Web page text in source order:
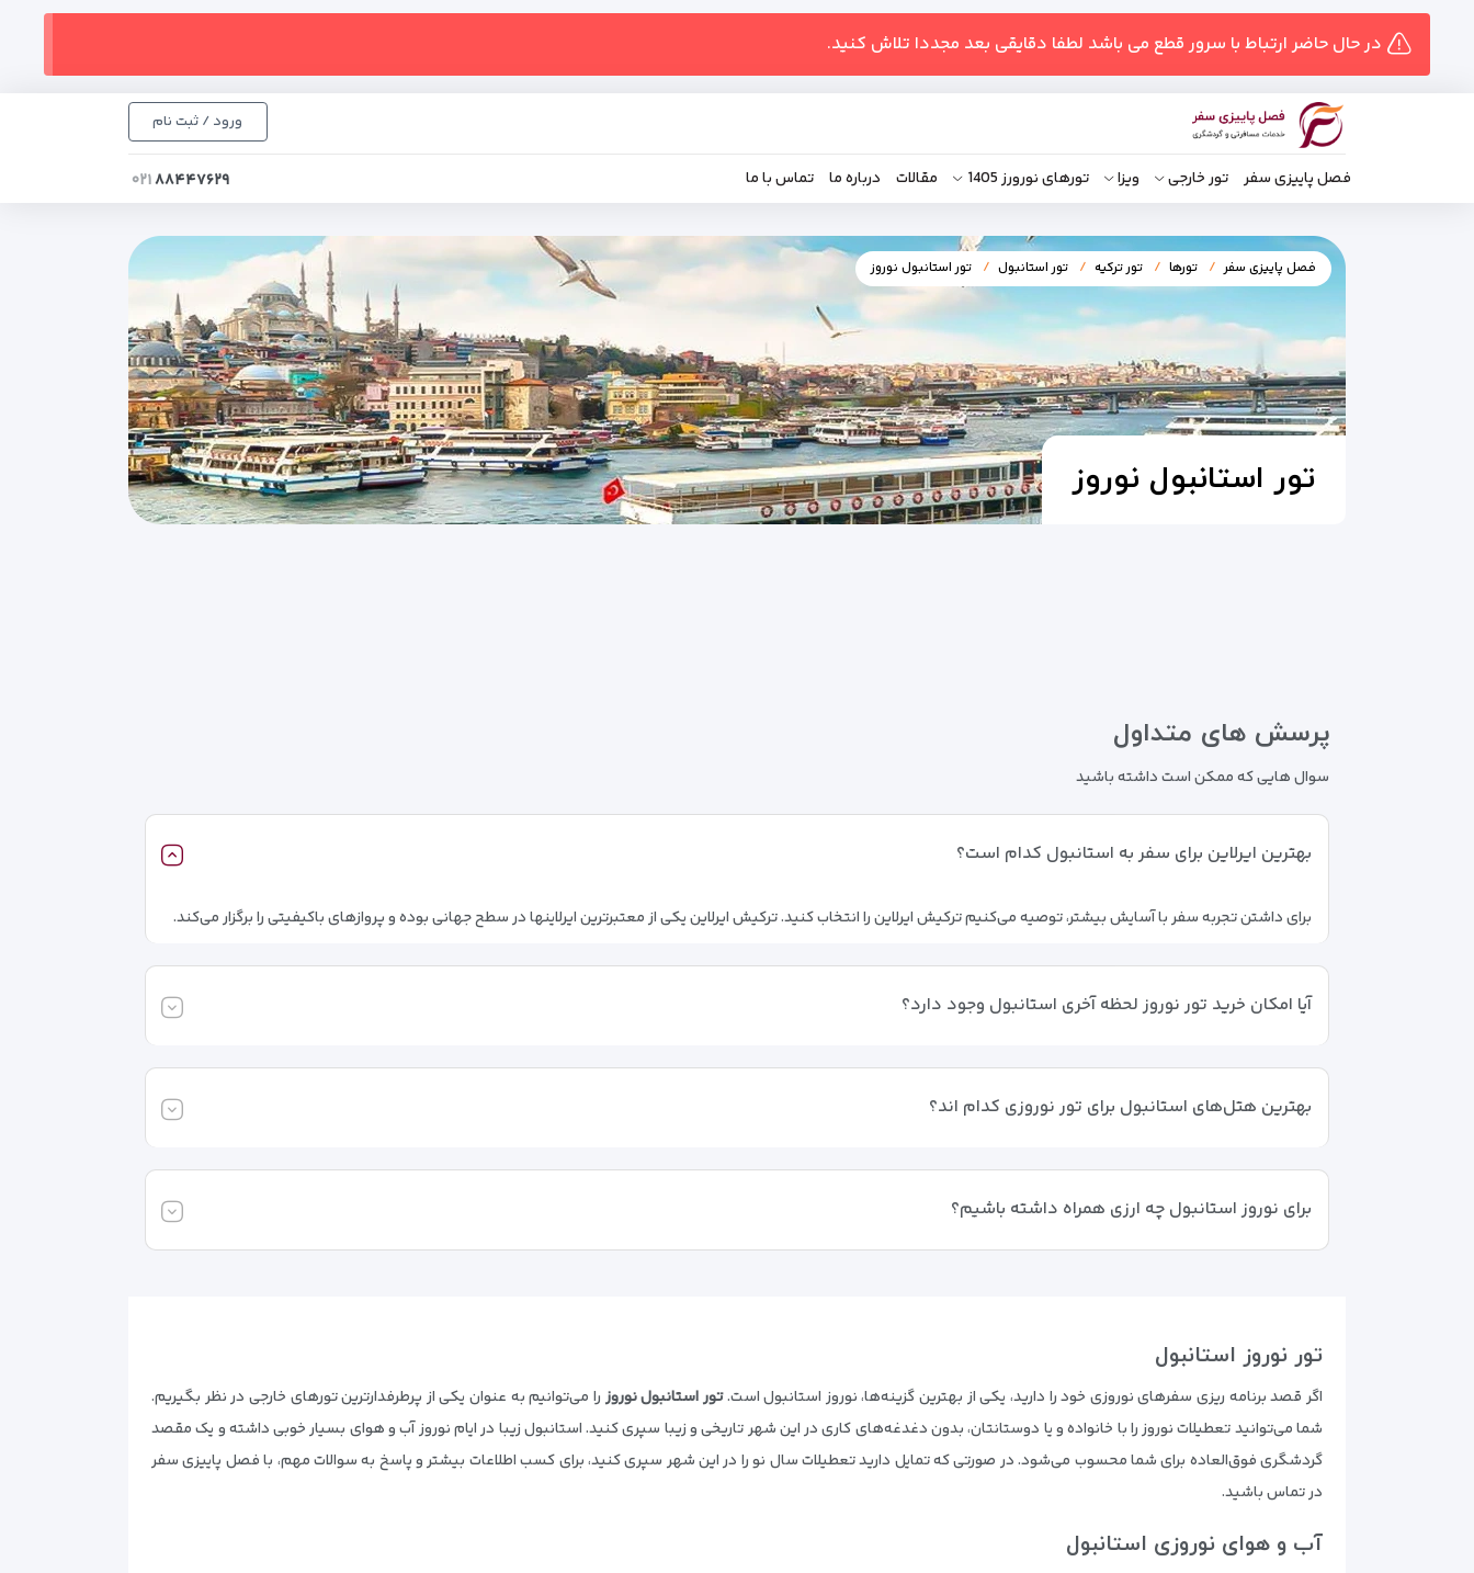
در حال حاضر ارتباط با سرور قطع می باشد لطفا دقایقی بعد مجددا تلاش کنید.
ورود / ثبت نام
فصل پاییزی سفر تور خارجی ویزا تورهای نورورز 1405 مقالات درباره ما تماس با ما ۸۸۴۴۷۶۲۹۰۲۱
فصل پاییزی سفر تورها تور ترکیه تور استانبول تور استانبول نوروز
تور استانبول نوروز
پرسش های متداول
سوال هایی که ممکن است داشته باشید
بهترین ایرلاین برای سفر به استانبول کدام است؟
برای داشتن تجربه سفر با آسایش بیشتر، توصیه می‌کنیم ترکیش ایرلاین را انتخاب کنید. ترکیش ایرلاین یکی از معتبرترین ایرلاینها در سطح جهانی بوده و پروازهای باکیفیتی را برگزار می‌کند.
آیا امکان خرید تور نوروز لحظه آخری استانبول وجود دارد؟
بهترین هتل‌های استانبول برای تور نوروزی کدام اند؟
برای نوروز استانبول چه ارزی همراه داشته باشیم؟
تور نوروز استانبول
اگر قصد برنامه ریزی سفرهای نوروزی خود را دارید، یکی از بهترین گزینه‌ها، نوروز استانبول است.تور استانبول نوروز را می‌توانیم به عنوان یکی از پرطرفدارترین تورهای خارجی در نظر بگیریم.
شما می‌توانید تعطیلات نوروز را با خانواده و یا دوستانتان، بدون دغدغه‌های کاری در این شهر تاریخی و زیبا سپری کنید. استانبول زیبا در ایام نوروز آب و هوای بسیار خوبی داشته و یک مقصد
گردشگری فوق‌العاده برای شما محسوب می‌شود. در صورتی که تمایل دارید تعطیلات سال نو را در این شهر سپری کنید، برای کسب اطلاعات بیشتر و پاسخ به سوالات مهم، با فصل پاییزی سفر
در تماس باشید.
آب و هوای نوروزی استانبول